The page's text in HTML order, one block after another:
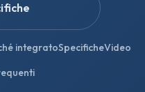
integratoSpecificheVideo